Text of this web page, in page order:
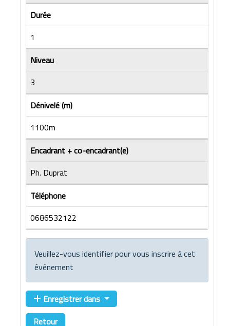
Durée
1
Niveau
3
Dénivelé (m)
1100m
Encadrant + co-encadrant(e)
Ph. Duprat
Téléphone
0686532122
Veuillez-vous identifier pour vous inscrire à cet
événement
Enregistrer dans
Retour